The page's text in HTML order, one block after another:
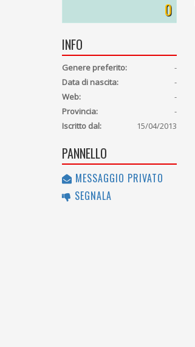
0
INFO
Genere preferito:
-
Data di nascita:
-
Web:
-
Provincia:
-
Iscritto dal:
15/04/2013
PANNELLO
MESSAGGIO PRIVATO
SEGNALA